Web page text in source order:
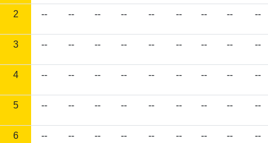
2 -- -- -- -- -- -- -- -- --
3 -- -- -- -- -- -- -- -- --
4 -- -- -- -- -- -- -- -- --
5 -- -- -- -- -- -- -- -- --
6 -- -- -- -- -- -- -- -- --